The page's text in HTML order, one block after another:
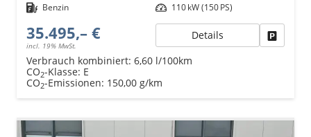
Kraftstoff Benzin Leistung 110 kW (150 PS)
35.495,– €
incl. 19% MwSt.
Details
Verbrauch kombiniert: 6,60 l/100km
CO2-Klasse: E
CO2-Emissionen: 150,00 g/km